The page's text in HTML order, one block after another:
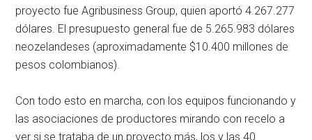
proyecto fue Agribusiness Group, quien aportó 4.267.277
dólares. El presupuesto general fue de 5.265.983 dólares
neozelandeses (aproximadamente $10.400 millones de
pesos colombianos).
Con todo esto en marcha, con los equipos funcionando y
las asociaciones de productores mirando con recelo a
ver si se trataba de un proyecto más, los y las 40